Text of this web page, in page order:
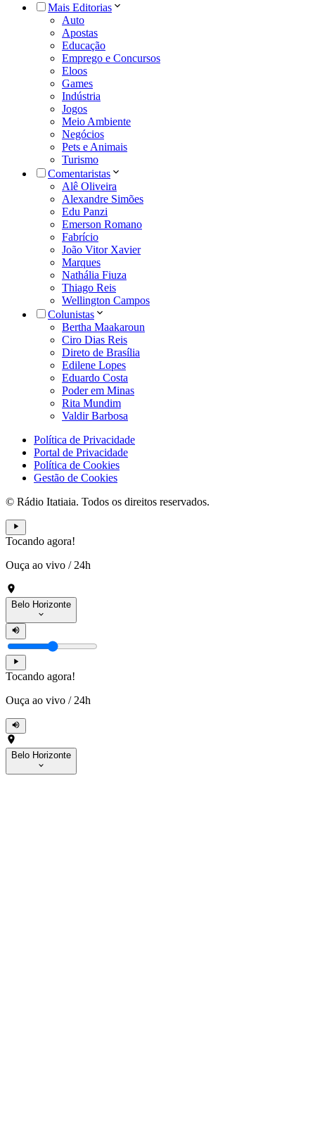
Mais Editorias
Auto
Apostas
Educação
Emprego e Concursos
Eloos
Games
Indústria
Jogos
Meio Ambiente
Negócios
Pets e Animais
Turismo
Comentaristas
Alê Oliveira
Alexandre Simões
Edu Panzi
Emerson Romano
Fabrício
João Vitor Xavier
Marques
Nathália Fiuza
Thiago Reis
Wellington Campos
Colunistas
Bertha Maakaroun
Ciro Dias Reis
Direto de Brasília
Edilene Lopes
Eduardo Costa
Poder em Minas
Rita Mundim
Valdir Barbosa
Política de Privacidade
Portal de Privacidade
Política de Cookies
Gestão de Cookies
© Rádio Itatiaia. Todos os direitos reservados.
Tocando agora!
Ouça ao vivo / 24h
Belo Horizonte
Tocando agora!
Ouça ao vivo / 24h
Belo Horizonte